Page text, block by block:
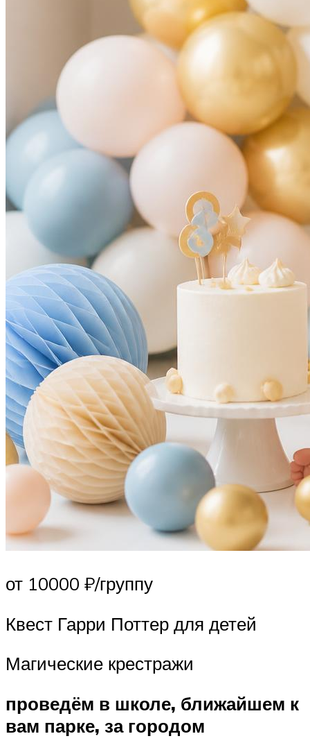
от 10000 ₽/группу
Квест Гарри Поттер для детей
Магические крестражи
проведём в школе, ближайшем к
вам парке, за городом